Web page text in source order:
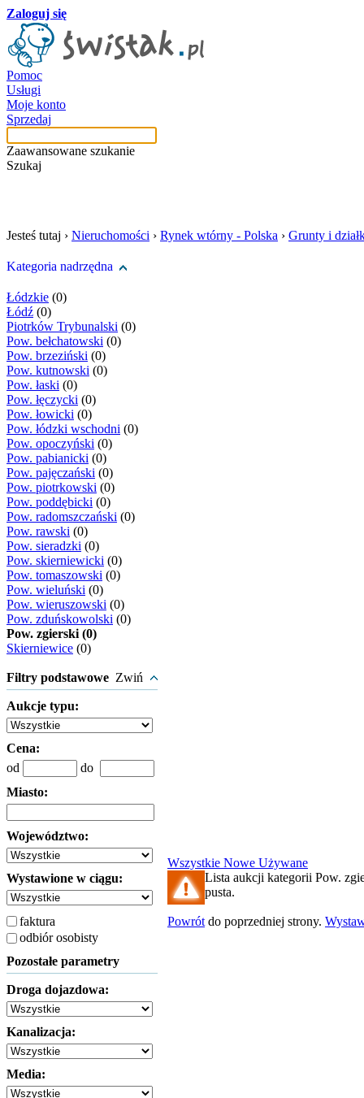
Zaloguj się
Pomoc
Usługi
Moje konto
Sprzedaj
Zaawansowane szukanie
Szukaj
Jesteś tutaj › Nieruchomości › Rynek wtórny - Polska › Grunty i
Kategoria nadrzędna
Łódzkie (0)
Łódź (0)
Piotrków Trybunalski (0)
Pow. bełchatowski (0)
Pow. brzeziński (0)
Pow. kutnowski (0)
Pow. łaski (0)
Pow. łęczycki (0)
Pow. łowicki (0)
Pow. łódzki wschodni (0)
Pow. opoczyński (0)
Pow. pabianicki (0)
Pow. pajęczański (0)
Pow. piotrkowski (0)
Pow. poddębicki (0)
Pow. radomszczański (0)
Pow. rawski (0)
Pow. sieradzki (0)
Pow. skierniewicki (0)
Pow. tomaszowski (0)
Pow. wieluński (0)
Pow. wieruszowski (0)
Pow. zduńskowolski (0)
Pow. zgierski (0)
Skierniewice (0)
Filtry podstawowe Zwiń
Aukcje typu:
Cena:
od
do
Miasto:
Województwo:
Wystawione w ciągu:
faktura
odbiór osobisty
Pozostałe parametry
Droga dojazdowa:
Kanalizacja:
Media:
Wszystkie Nowe Używane
Lista aukcji kategorii Pow.
pusta.
Powrót do poprzedniej strony.